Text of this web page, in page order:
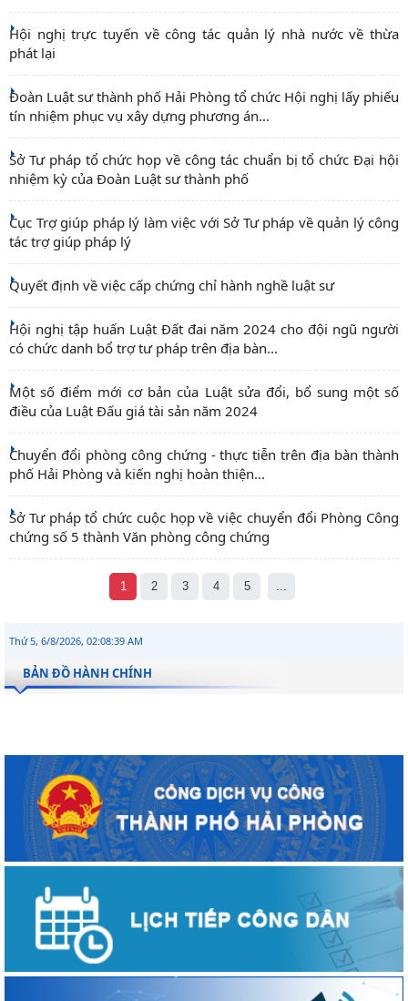
Hội nghị trực tuyến về công tác quản lý nhà nước về thừa
phát lại
Đoàn Luật sư thành phố Hải Phòng tổ chức Hội nghị lấy phiếu
tín nhiệm phục vụ xây dựng phương án...
Sở Tư pháp tổ chức họp về công tác chuẩn bị tổ chức Đại hội
nhiệm kỳ của Đoàn Luật sư thành phố
Cục Trợ giúp pháp lý làm việc với Sở Tư pháp về quản lý công
tác trợ giúp pháp lý
Quyết định về việc cấp chứng chỉ hành nghề luật sư
Hội nghị tập huấn Luật Đất đai năm 2024 cho đội ngũ người
có chức danh bổ trợ tư pháp trên địa bàn...
Một số điểm mới cơ bản của Luật sửa đổi, bổ sung một số
điều của Luật Đấu giá tài sản năm 2024
Chuyển đổi phòng công chứng - thực tiễn trên địa bàn thành
phố Hải Phòng và kiến nghị hoàn thiện...
Sở Tư pháp tổ chức cuộc họp về việc chuyển đổi Phòng Công
chứng số 5 thành Văn phòng công chứng
1 2 3 4 5
Thứ 5, 6/8/2026, 02:08:40 AM
BẢN ĐỒ HÀNH CHÍNH